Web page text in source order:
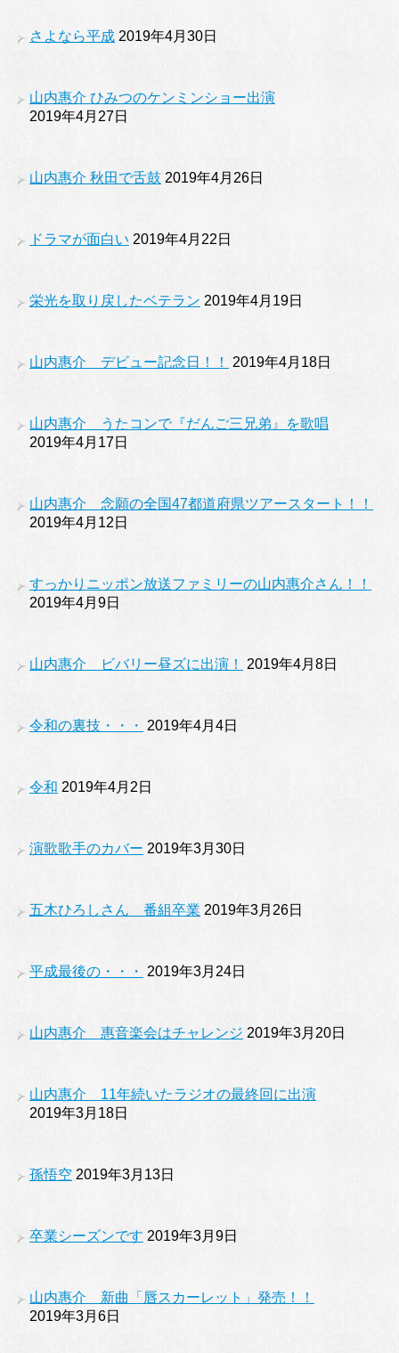
さよなら平成 2019年4月30日
山内惠介 ひみつのケンミンショー出演
2019年4月27日
山内惠介 秋田で舌鼓 2019年4月26日
ドラマが面白い 2019年4月22日
栄光を取り戻したベテラン 2019年4月19日
山内惠介 デビュー記念日！！ 2019年4月18日
山内惠介 うたコンで『だんご三兄弟』を歌唱
2019年4月17日
山内惠介 念願の全国47都道府県ツアースタート！！
2019年4月12日
すっかりニッポン放送ファミリーの山内惠介さん！！
2019年4月9日
山内惠介 ビバリー昼ズに出演！ 2019年4月8日
令和の裏技・・・ 2019年4月4日
令和 2019年4月2日
演歌歌手のカバー 2019年3月30日
五木ひろしさん 番組卒業 2019年3月26日
平成最後の・・・ 2019年3月24日
山内惠介 惠音楽会はチャレンジ 2019年3月20日
山内惠介 11年続いたラジオの最終回に出演
2019年3月18日
孫悟空 2019年3月13日
卒業シーズンです 2019年3月9日
山内惠介 新曲「唇スカーレット」発売！！
2019年3月6日